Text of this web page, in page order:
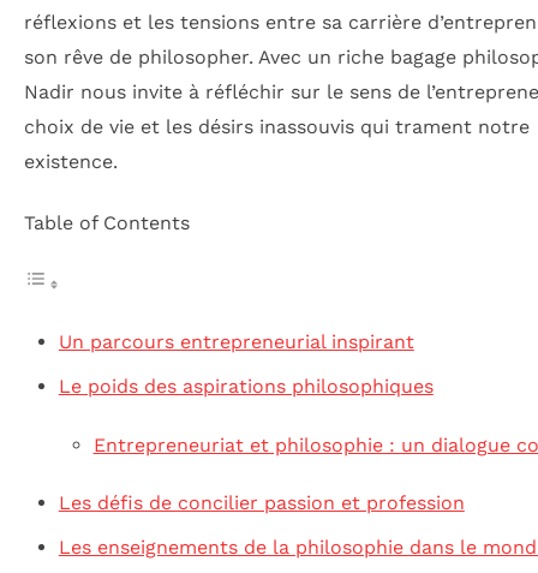
réflexions et les tensions entre sa carrière
son rêve de philosopher. Avec un riche bagage
Nadir nous invite à réfléchir sur le sens de
choix de vie et les désirs inassouvis qui trament notre
existence.
Table of Contents
Un parcours entrepreneurial inspirant
Le poids des aspirations philosophiques
Entrepreneuriat et philosophie : un dialogue
Les défis de concilier passion et profession
Les enseignements de la philosophie dans le